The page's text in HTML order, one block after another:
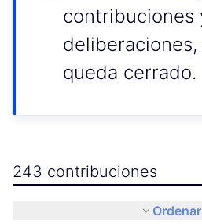
contribuciones
queda cerrado.
243 contribuciones